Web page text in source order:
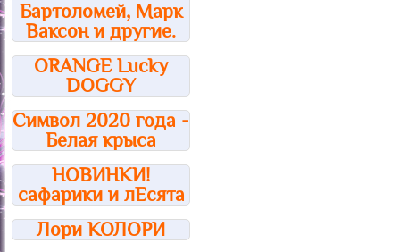
Бартоломей, Марк
Ваксон и другие.
ORANGE Lucky
DOGGY
Символ 2020 года -
Белая крыса
НОВИНКИ!
сафарики и лЕсята
Лори КОЛОРИ